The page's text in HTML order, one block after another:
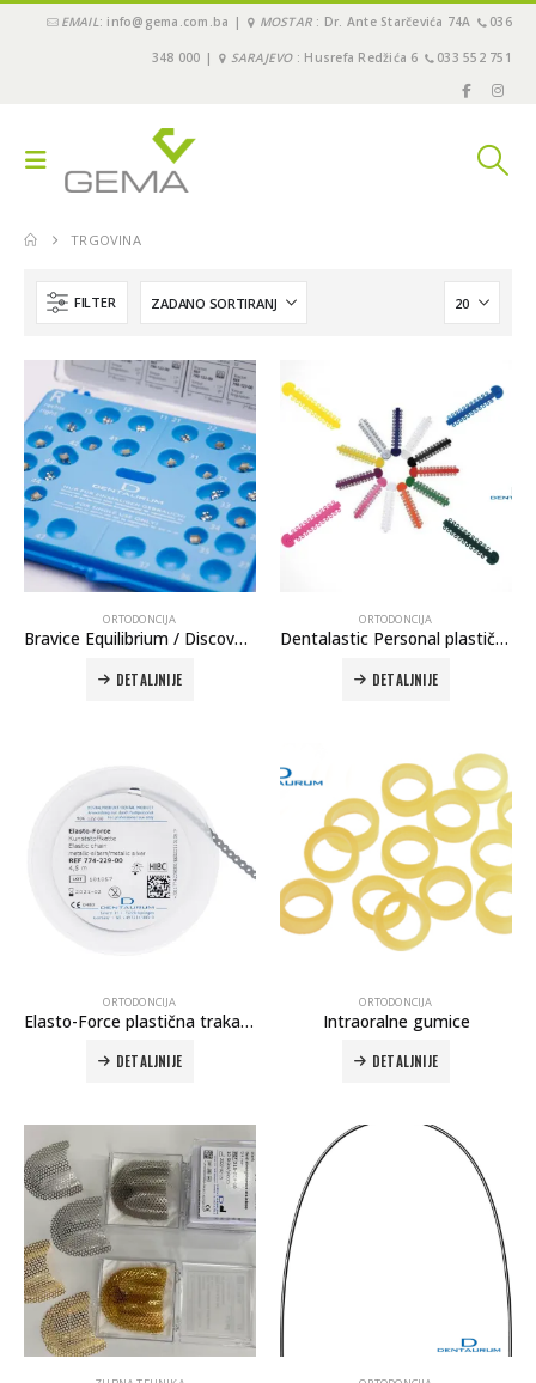
EMAIL: info@gema.com.ba | MOSTAR : Dr. Ante Starčevića 74A 036
348 000 | SARAJEVO: Husrefa Redžića 6 033 552 751
TRGOVINA
FILTER
ORTODONCIJA
Bravice Equilibrium / Discovery
DETALJNIJE
ORTODONCIJA
Dentalastic Personal plastične ligature
DETALJNIJE
ORTODONCIJA
Elasto-Force plastična traka bez kratkog konektora
DETALJNIJE
ORTODONCIJA
Intraoralne gumice
DETALJNIJE
Autoklav Europa B evo
Evetric Flow
Autoklav Europa
Evetric Flow